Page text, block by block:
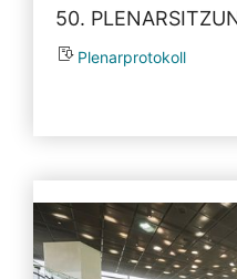
50.
Plenarprotokoll